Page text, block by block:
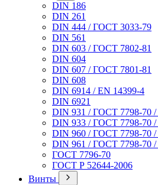
DIN 186
DIN 261
DIN 444 / ГОСТ 3033-79
DIN 561
DIN 603 / ГОСТ 7802-81
DIN 604
DIN 607 / ГОСТ 7801-81
DIN 608
DIN 6914 / EN 14399-4
DIN 6921
DIN 931 / ГОСТ 7798-70
DIN 933 / ГОСТ 7798-70
DIN 960 / ГОСТ 7798-70
DIN 961 / ГОСТ 7798-70
ГОСТ 7796-70
ГОСТ Р 52644-2006
Винты